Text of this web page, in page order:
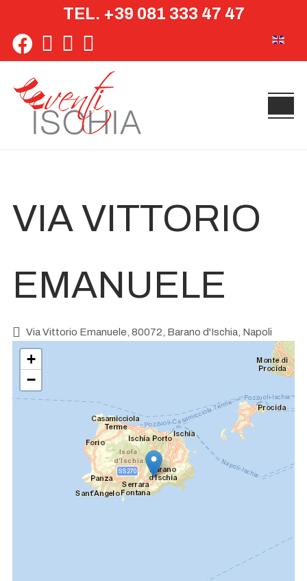
TEL. +39 081 333 47 47
VIA VITTORIO
EMANUELE
Via Vittorio Emanuele, 80072, Barano d'Ischia, Napoli
+
−